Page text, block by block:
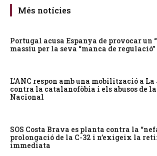
Més notícies
Portugal acusa Espanya de provocar un
massiu per la seva “manca de
L’ANC respon amb una mobilització a
contra la catalanofòbia i els abusos de
Nacional
SOS Costa Brava es planta contra la
prolongació de la C-32 i n’exigeix la
immediata